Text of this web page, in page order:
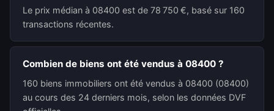
Le prix médian à 08400 est de 78 750 €, basé sur 160
transactions récentes.
Combien de biens ont été vendus à 08400 ?
160 biens immobiliers ont été vendus à 08400 (08400)
au cours des 24 derniers mois, selon les données DVF